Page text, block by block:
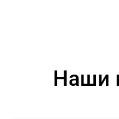
Наши